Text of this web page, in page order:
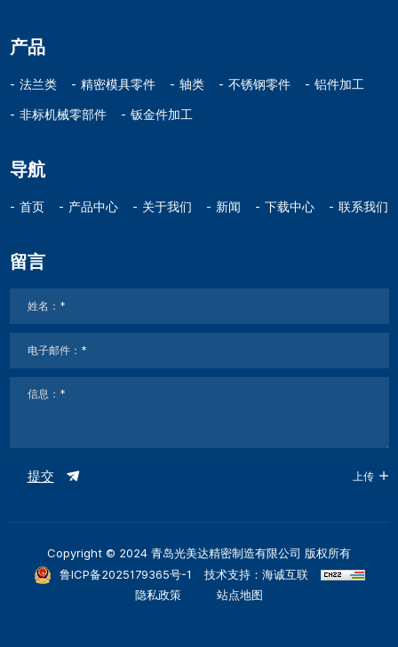
产品
法兰类 精密模具零件 轴类 不锈钢零件 铝件加工
非标机械零部件 钣金件加工
导航
首页 产品中心 关于我们 新闻 下载中心 联系我们
留言
提交 上传
Copyright © 2024 青岛光美达精密制造有限公司 版权所有
鲁ICP备2025179365号-1
技术支持：海诚互联
隐私政策
站点地图